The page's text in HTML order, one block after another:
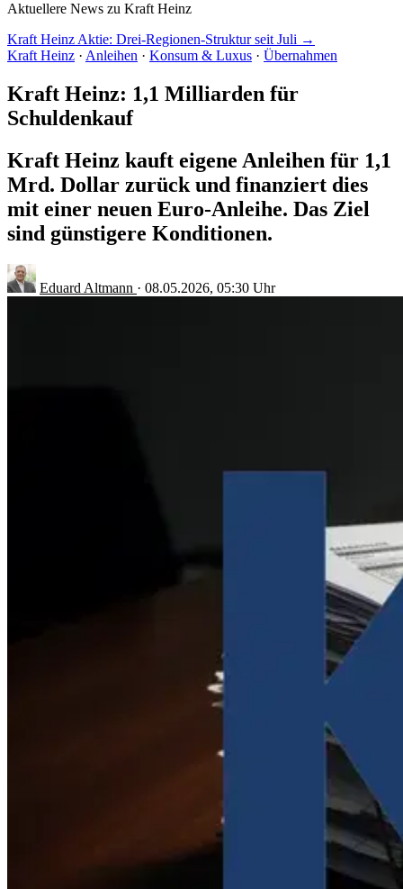
Aktuellere News zu Kraft Heinz
Kraft Heinz Aktie: Drei-Regionen-Struktur seit Juli →
Kraft Heinz · Anleihen · Konsum & Luxus · Übernahmen
Kraft Heinz: 1,1 Milliarden für
Schuldenkauf
Kraft Heinz kauft eigene Anleihen für 1,1
Mrd. Dollar zurück und finanziert dies
mit einer neuen Euro-Anleihe. Das Ziel
sind günstigere Konditionen.
Eduard Altmann · 08.05.2026, 05:30 Uhr